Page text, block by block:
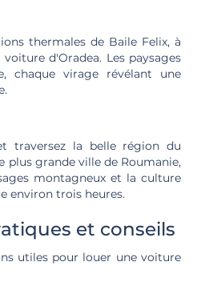
thermales de Baile Felix, à
d'Oradea. Les paysages
chaque virage révélant une
traversez la belle région du
plus grande ville de Roumanie,
montagneux et la culture
environ trois heures.
et conseils
utiles pour louer une voiture